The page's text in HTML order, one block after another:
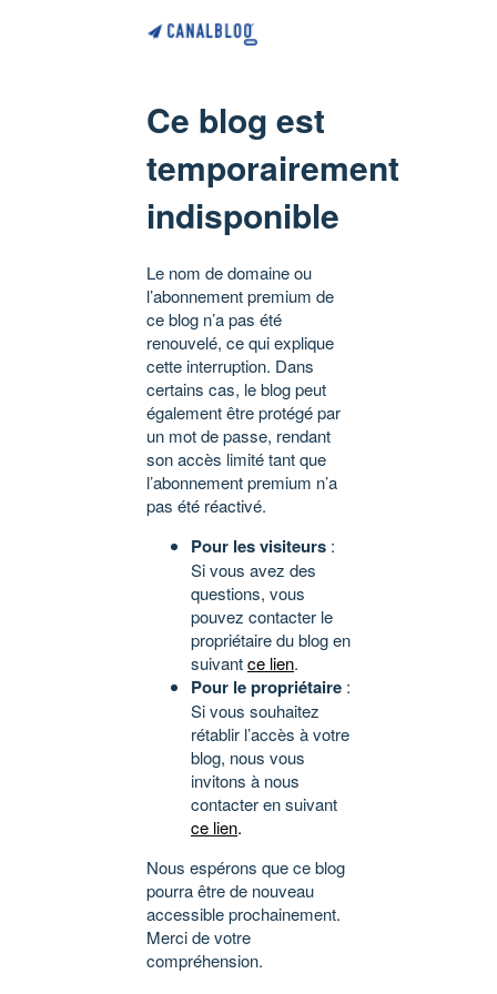
Ce blog est
temporairement
indisponible
Le nom de domaine ou
l’abonnement premium de
ce blog n’a pas été
renouvelé, ce qui explique
cette interruption. Dans
certains cas, le blog peut
également être protégé par
un mot de passe, rendant
son accès limité tant que
l’abonnement premium n’a
pas été réactivé.
Pour les visiteurs :
Si vous avez des
questions, vous
pouvez contacter le
propriétaire du blog en
suivantce lien.
Pour le propriétaire :
Si vous souhaitez
rétablir l’accès à votre
blog, nous vous
invitons à nous
contacter en suivant
ce lien.
Nous espérons que ce blog
pourra être de nouveau
accessible prochainement.
Merci de votre
compréhension.